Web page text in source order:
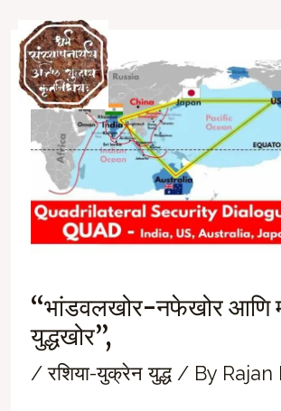
content
‘‘भांडवलखोर-नफेखोर आणि
युद्धखोर’’,
/रशिया-युक्रेन युद्ध/ By Rajan